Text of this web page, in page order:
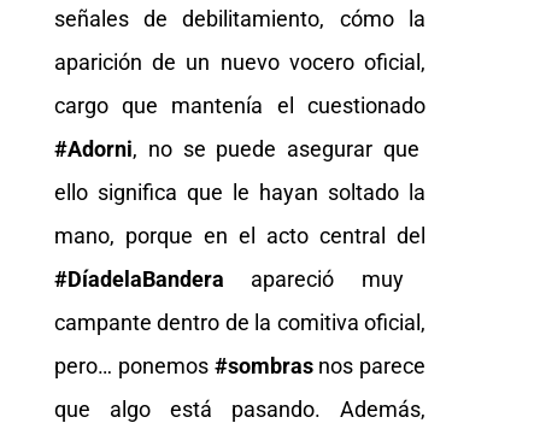
señales de debilitamiento, cómo la
aparición de un nuevo vocero oficial,
cargo que mantenía el cuestionado
#Adorni, no se puede asegurar que
ello significa que le hayan soltado la
mano, porque en el acto central del
#DíadelaBandera apareció muy
campante dentro de la comitiva oficial,
pero… ponemos #sombras nos parece
que algo está pasando. Además,